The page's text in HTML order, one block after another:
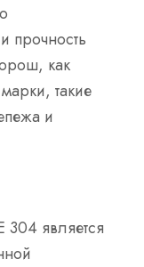
прочность
как
такие
и
является